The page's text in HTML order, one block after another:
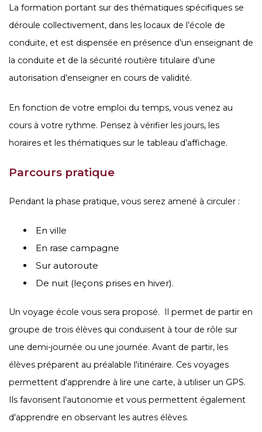
La formation portant sur des thématiques spécifiques se
déroule collectivement, dans les locaux de l’école de
conduite, et est dispensée en présence d’un enseignant de
la conduite et de la sécurité routière titulaire d’une
autorisation d’enseigner en cours de validité.
En fonction de votre emploi du temps, vous venez au
cours à votre rythme. Pensez à vérifier les jours, les
horaires et les thématiques sur le tableau d’affichage.
Parcours pratique
Pendant la phase pratique, vous serez amené à circuler :
En ville
En rase campagne
Sur autoroute
De nuit (leçons prises en hiver).
Un voyage école vous sera proposé. Il permet de partir en
groupe de trois élèves qui conduisent à tour de rôle sur
une demi-journée ou une journée. Avant de partir, les
élèves préparent au préalable l'itinéraire. Ces voyages
permettent d'apprendre à lire une carte, à utiliser un GPS.
Ils favorisent l'autonomie et vous permettent également
d'apprendre en observant les autres élèves.